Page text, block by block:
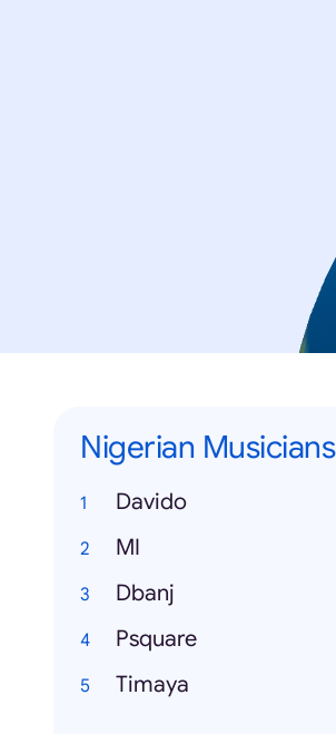
Nigerian Musicians
Davido
MI
Dbanj
Psquare
Timaya